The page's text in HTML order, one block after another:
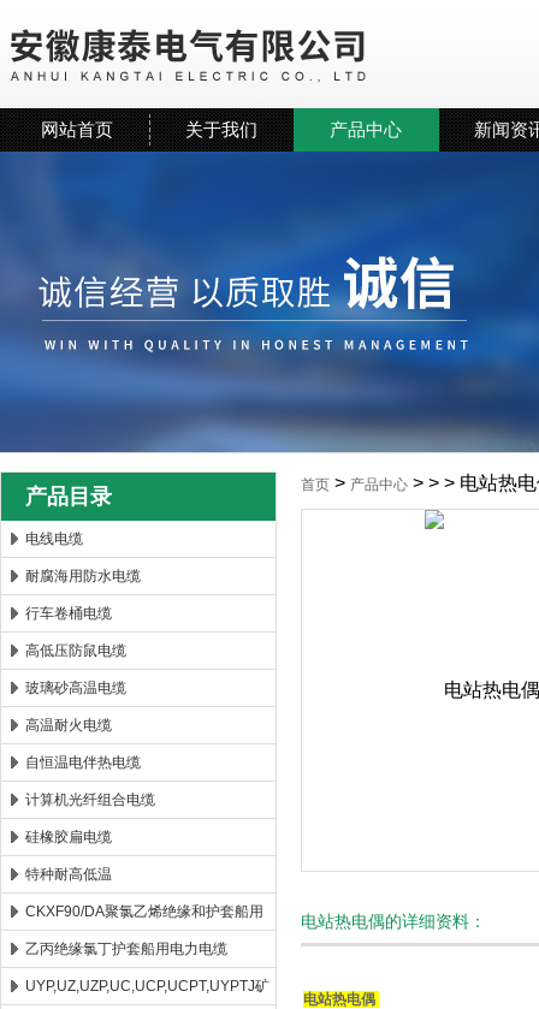
安徽康泰电气有限公司
网站首页 关于我们 产品中心 新闻资
产品目录
电线电缆
耐腐海用防水电缆
行车卷桶电缆
高低压防鼠电缆
玻璃砂高温电缆
高温耐火电缆
自恒温电伴热电缆
计算机光纤组合电缆
硅橡胶扁电缆
特种耐高低温
CKXF90/DA聚氯乙烯绝缘和护套船用
控制电缆
乙丙绝缘氯丁护套船用电力电缆
UYP,UZ,UZP,UC,UCP,UCPT,UYPTJ矿
首页 > 产品中心 > > > 电站热
电站热电偶的详细资料：
电站热电偶